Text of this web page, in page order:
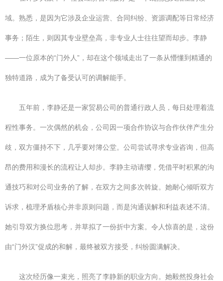
域。熟悉，是因为它涉及企业运营、合同纠纷、资源调配等日常经济
事务；陌生，则因其专业壁垒高，非专业人士往往望而却步。李静
——一位原本的“门外人”，却在这个领域走出了一条从懵懂到精通的
独特道路，成为了备受认可的调解能手。
五年前，李静还是一家贸易公司的普通行政人员，每日处理着流
程性事务。一次偶然的机会，公司因一项合作协议与合作伙伴产生分
歧，双方僵持不下，几乎要对簿公堂。公司尝试寻求专业咨询，但高
昂的费用和漫长的流程让人却步。李静主动请缨，凭借平时积累的沟
通技巧和对公司业务的了解，在双方之间多次斡旋。她耐心倾听双方
诉求，梳理矛盾核心并非原则问题，而是沟通误解和利益表述不清。
她引导双方换位思考，并草拟了一份折中方案。令人惊喜的是，这份
由“门外汉”促成的和解，最终被双方接受，纠纷圆满解决。
这次经历像一束光，照亮了李静新的职业方向。她毅然投身社会